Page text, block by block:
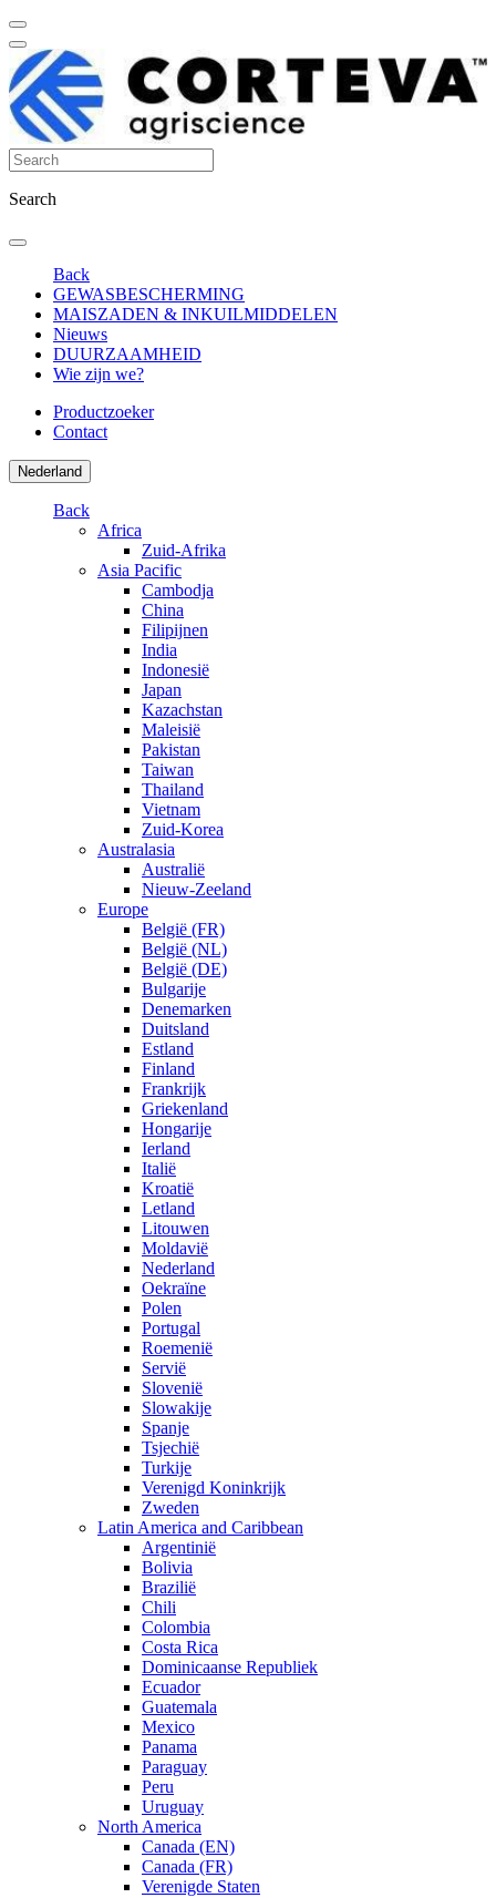
Search
Back
GEWASBESCHERMING
MAISZADEN & INKUILMIDDELEN
Nieuws
DUURZAAMHEID
Wie zijn we?
Productzoeker
Contact
Nederland
Back
Africa
Zuid-Afrika
Asia Pacific
Cambodja
China
Filipijnen
India
Indonesië
Japan
Kazachstan
Maleisië
Pakistan
Taiwan
Thailand
Vietnam
Zuid-Korea
Australasia
Australië
Nieuw-Zeeland
Europe
België (FR)
België (NL)
België (DE)
Bulgarije
Denemarken
Duitsland
Estland
Finland
Frankrijk
Griekenland
Hongarije
Ierland
Italië
Kroatië
Letland
Litouwen
Moldavië
Nederland
Oekraïne
Polen
Portugal
Roemenië
Servië
Slovenië
Slowakije
Spanje
Tsjechië
Turkije
Verenigd Koninkrijk
Zweden
Latin America and Caribbean
Argentinië
Bolivia
Brazilië
Chili
Colombia
Costa Rica
Dominicaanse Republiek
Ecuador
Guatemala
Mexico
Panama
Paraguay
Peru
Uruguay
North America
Canada (EN)
Canada (FR)
Verenigde Staten